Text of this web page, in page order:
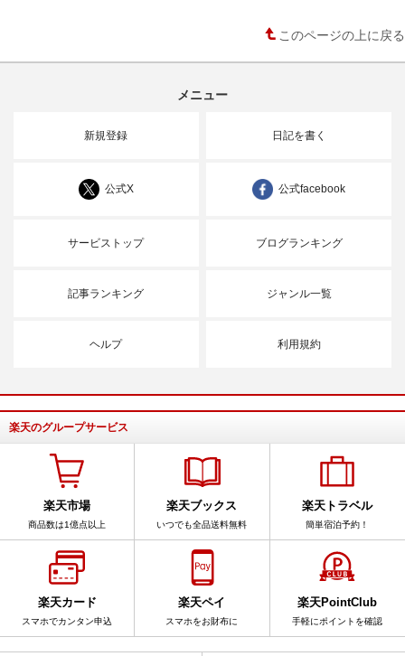
このページの上に戻る
メニュー
新規登録 日記を書く
公式X 公式facebook
サービストップ ブログランキング
記事ランキング ジャンル一覧
ヘルプ 利用規約
楽天のグループサービス
楽天市場
商品数は1億点以上
楽天ブックス
いつでも全品送料無料
楽天トラベル
簡単宿泊予約！
楽天カード
スマホでカンタン申込
楽天ペイ
スマホをお財布に
楽天PointClub
手軽にポイントを確認